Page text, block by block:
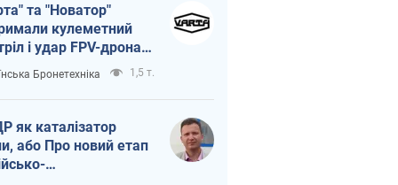
та "Новатор"
кулеметний
і удар FPV-дрона,
життя
ЗСУ
Бронетехніка 1,5 т.
як каталізатор
або Про новий етап